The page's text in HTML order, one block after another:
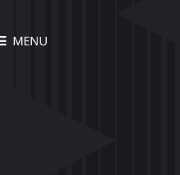
MENU